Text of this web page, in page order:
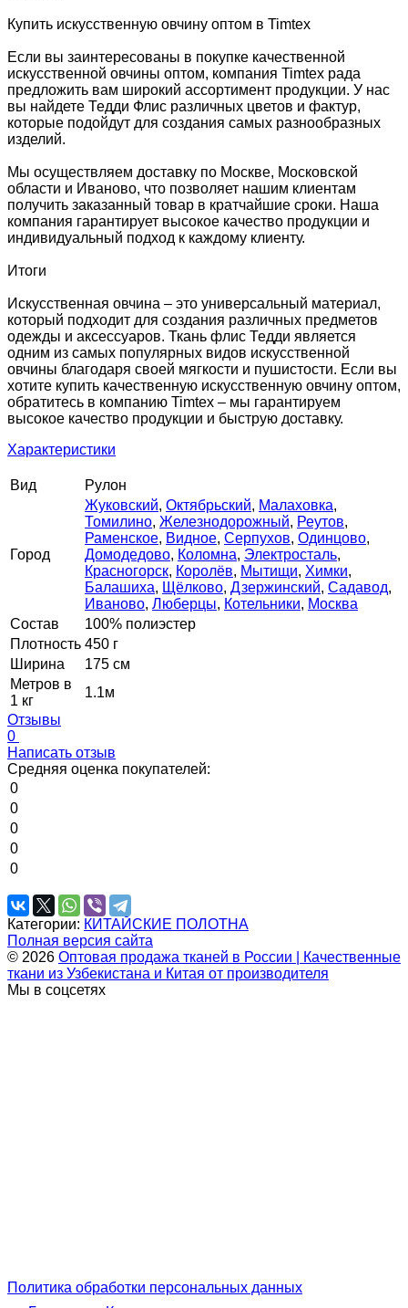
Купить искусственную овчину оптом в Timtex
Если вы заинтересованы в покупке качественной
искусственной овчины оптом, компания Timtex рада
предложить вам широкий ассортимент продукции. У нас
вы найдете Тедди Флис различных цветов и фактур,
которые подойдут для создания самых разнообразных
изделий.
Мы осуществляем доставку по Москве, Московской
области и Иваново, что позволяет нашим клиентам
получить заказанный товар в кратчайшие сроки. Наша
компания гарантирует высокое качество продукции и
индивидуальный подход к каждому клиенту.
Итоги
Искусственная овчина – это универсальный материал,
который подходит для создания различных предметов
одежды и аксессуаров. Ткань флис Тедди является
одним из самых популярных видов искусственной
овчины благодаря своей мягкости и пушистости. Если вы
хотите купить качественную искусственную овчину оптом,
обратитесь в компанию Timtex – мы гарантируем
высокое качество продукции и быструю доставку.
Характеристики
Вид Рулон
Город
Жуковский, Октябрьский, Малаховка,
Томилино, Железнодорожный, Реутов,
Раменское, Видное, Серпухов, Одинцово,
Домодедово, Коломна, Электросталь,
Красногорск, Королёв, Мытищи, Химки,
Балашиха, Щёлково, Дзержинский, Садавод,
Иваново, Люберцы, Котельники, Москва
Состав
100% полиэстер
Плотность 450 г
Ширина
175 см
Метров в
1 кг
1.1м
Отзывы
0
Написать отзыв
Средняя оценка покупателей:
0
0
0
0
0
Категории: КИТАЙСКИЕ ПОЛОТНА
Полная версия сайта
© 2026 Оптовая продажа тканей в России | Качественные
ткани из Узбекистана и Китая от производителя
Мы в соцсетях
Политика обработки персональных данных